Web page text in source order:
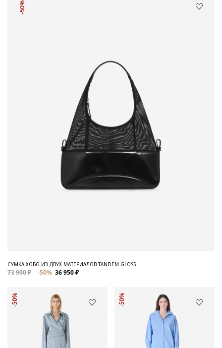
-50%
СУМКА-ХОБО ИЗ ДВУХ МАТЕРИАЛОВ TANDEM GLOSS
73 900 ₽ -50% 36 950 ₽
-50% -50%